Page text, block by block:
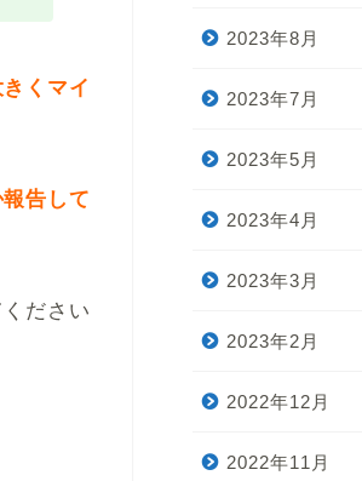
くマイ
告して
ださい
2023年8月
2023年7月
2023年5月
2023年4月
2023年3月
2023年2月
2022年12月
2022年11月